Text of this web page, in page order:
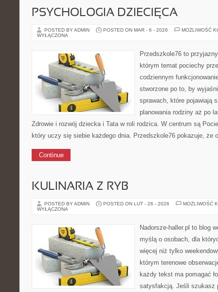
PSYCHOLOGIA DZIECIĘCA
POSTED BY ADMIN POSTED ON MAR - 6 - 2026
MOŻLIWOŚĆ
WYŁĄCZONA
Przedszkole76 to
którym temat pociechy
codziennym
stworzone po to, by
sprawach, które pojawiają
planowania rodziny aż po
Zdrowie i rozwój dziecka i Tata w roli rodzica. W centrum są
który uczy się siebie każdego dnia. Przedszkole76 pokazuje, że
Continue
KULINARIA Z RYB
POSTED BY ADMIN POSTED ON LUT - 26 - 2026
MOŻLIWOŚĆ
WYŁĄCZONA
Nadorsze-haller.pl to blog
myślą o osobach, dla
więcej niż tylko
którym terenowe
każdy tekst ma pomagać
satysfakcją. Jeśli szukasz